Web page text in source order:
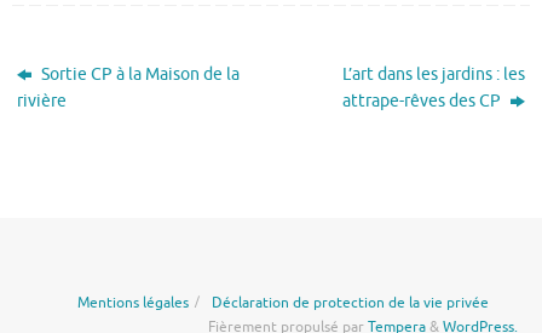
Sortie CP à la Maison de la
rivière
L’art dans les jardins : les
attrape-rêves des CP
Mentions légales
Déclaration de protection de la vie privée
Fièrement propulsé parTempera&WordPress.